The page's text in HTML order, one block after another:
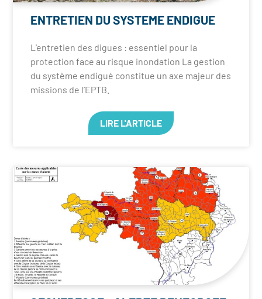
ENTRETIEN DU SYSTEME ENDIGUE
L’entretien des digues : essentiel pour la
protection face au risque inondation La gestion
du système endigué constitue un axe majeur des
missions de l’EPTB.
LIRE L'ARTICLE